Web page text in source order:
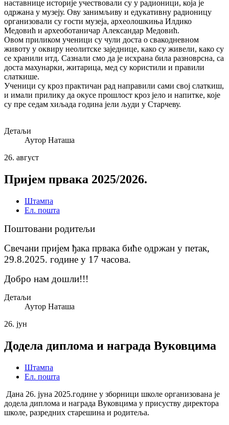
наставнице историје учествовали су у радионици, која је
одржана у музеју. Ову занимљиву и едукативну радионицу
организовали су гости музеја, археолошкиња Илдико
Медовић и археоботаничар Александар Медовић.
Овом приликом ученици су чули доста о свакодневном
животу у оквиру неолитске заједнице, како су живели, како су
се хранили итд. Сазнали смо да је исхрана била разноврсна, са
доста махунарки, житарица, мед су користили и правили
слаткише.
Ученици су кроз практичан рад направили сами свој слаткиш,
и имали прилику да окусе прошлост кроз јело и напитке, које
су пре седам хиљада година јели људи у Старчеву.
Детаљи
Аутор Наташа
26. август
Пријем првака 2025/2026.
Штампа
Ел. пошта
Поштовани родитељи
Свечани пријем ђака првака биће одржан у петак,
29.8.2025. године у 17 часова.
Добро нам дошли!!!
Детаљи
Аутор Наташа
26. јун
Додела диплома и награда Вуковцима
Штампа
Ел. пошта
Дана 26. јуна 2025.године у зборници школе организована је
додела диплома и награда Вуковцима у присуству директора
школе, разредних старешина и родитеља.